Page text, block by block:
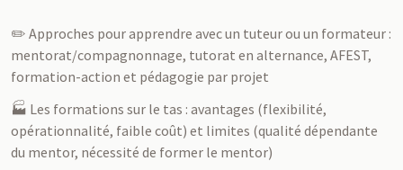
✏️ Approches pour apprendre avec un tuteur ou un formateur :
mentorat/compagnonnage, tutorat en alternance, AFEST,
formation-action et pédagogie par projet
🏭 Les formations sur le tas : avantages (flexibilité,
opérationnalité, faible coût) et limites (qualité dépendante
du mentor, nécessité de former le mentor)